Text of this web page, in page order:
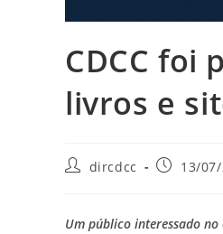
CDCC foi
livros e
dircdcc 13/
Um público interessado no